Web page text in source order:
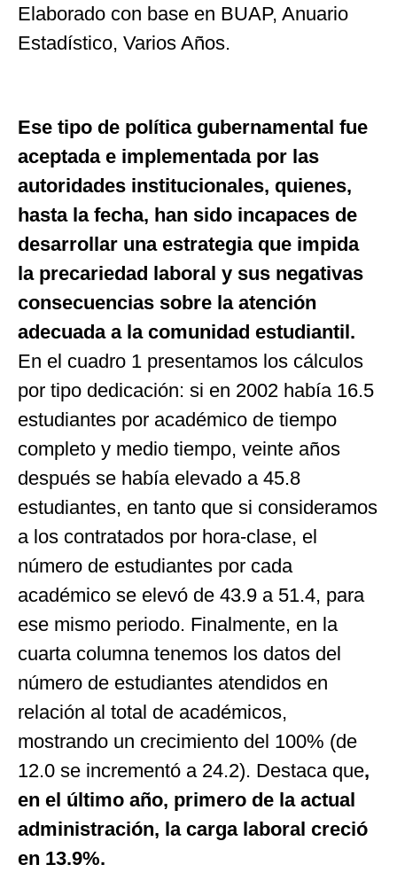
Elaborado con base en BUAP, Anuario
Estadístico, Varios Años.
Ese tipo de política gubernamental fue
aceptada e implementada por las
autoridades institucionales, quienes,
hasta la fecha, han sido incapaces de
desarrollar una estrategia que impida
la precariedad laboral y sus negativas
consecuencias sobre la atención
adecuada a la comunidad estudiantil.
En el cuadro 1 presentamos los cálculos
por tipo dedicación: si en 2002 había 16.5
estudiantes por académico de tiempo
completo y medio tiempo, veinte años
después se había elevado a 45.8
estudiantes, en tanto que si consideramos
a los contratados por hora-clase, el
número de estudiantes por cada
académico se elevó de 43.9 a 51.4, para
ese mismo periodo. Finalmente, en la
cuarta columna tenemos los datos del
número de estudiantes atendidos en
relación al total de académicos,
mostrando un crecimiento del 100% (de
12.0 se incrementó a 24.2). Destaca que,
en el último año, primero de la actual
administración, la carga laboral creció
en 13.9%.